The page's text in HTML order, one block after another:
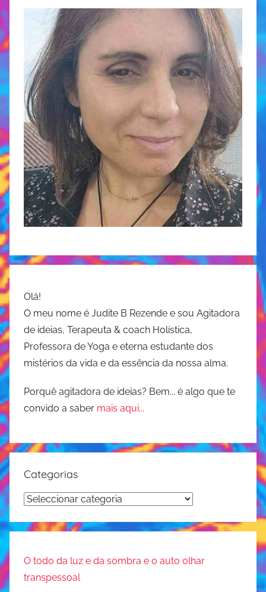
Olá!
O meu nome é Judite B Rezende e sou Agitadora
de ideias, Terapeuta & coach Holística,
Professora de Yoga e eterna estudante dos
mistérios da vida e da essência da nossa alma.
Porquê agitadora de ideias? Bem... é algo que te
convido a saber mais aqui...
Categorias
Categorias
O todo da luz e da sombra e o auto olhar
transpessoal